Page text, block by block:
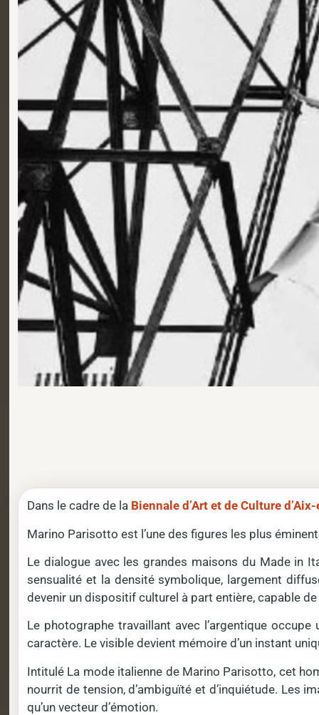
Dans le cadre de la Biennale d’Art et de Culture
Marino Parisotto est l’une des figures les plus
Le dialogue avec les grandes maisons du Made in
sensualité et la densité symbolique, largement
devenir un dispositif culturel à part entière, capable
Le photographe travaillant avec l’argentique
caractère. Le visible devient mémoire d’un instant
Intitulé La mode italienne de Marino Parisotto, cet
nourrit de tension, d’ambiguïté et d’inquiétude. Les
qu’un vecteur d’émotion.